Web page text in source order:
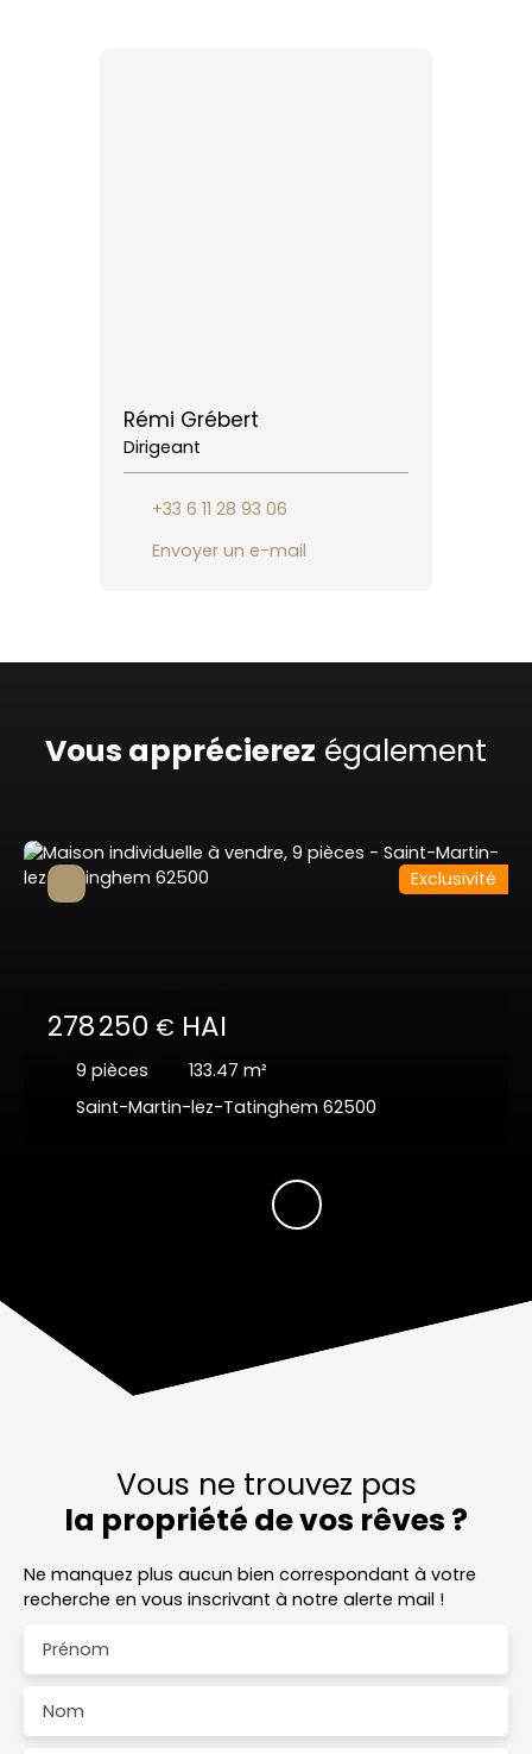
Rémi Grébert
Dirigeant
+33 6 11 28 93 06
Envoyer un e-mail
Vous apprécierez également
278 250 € HAI
9 pièces 133.47 m²
Saint-Martin-lez-Tatinghem 62500
Exclusivité
Vous ne trouvez pas
la propriété de vos rêves ?
Ne manquez plus aucun bien correspondant à votre
recherche en vous inscrivant à notre alerte mail !
Prénom
Nom